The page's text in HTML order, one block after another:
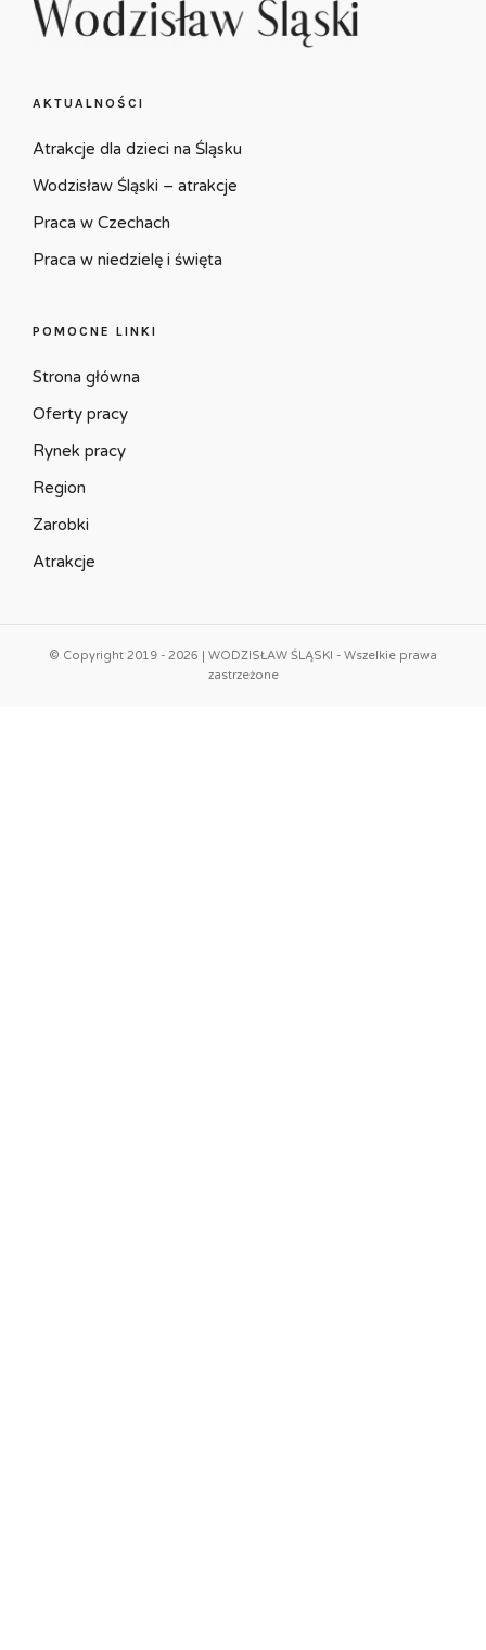
AKTUALNOŚCI
Atrakcje dla dzieci na Śląsku
Wodzisław Śląski – atrakcje
Praca w Czechach
Praca w niedzielę i święta
POMOCNE LINKI
Strona główna
Oferty pracy
Rynek pracy
Region
Zarobki
Atrakcje
© Copyright 2019 - 2026 | WODZISŁAW ŚLĄSKI - Wszelkie prawa
zastrzeżone